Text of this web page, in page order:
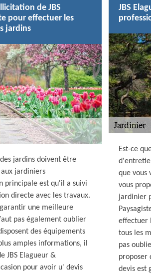
de JBS
pour effectuer les
jardins
jardins doivent être
jardiniers
principale est qu'il a suivi
directe avec les travaux.
une meilleure
pas également oublier
des équipements
amples informations, il
JBS Elagueur &
pour avoir u' devis
JBS
Est-ce
que vous
vous
jardinier
effectuer
tous les
pas
proposer
devis est